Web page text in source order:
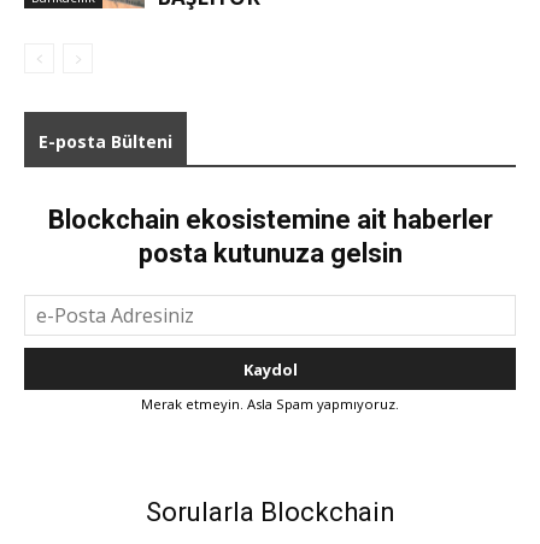
E-posta Bülteni
Blockchain ekosistemine ait haberler
posta kutunuza gelsin
Merak etmeyin. Asla Spam yapmıyoruz.
Sorularla Blockchain